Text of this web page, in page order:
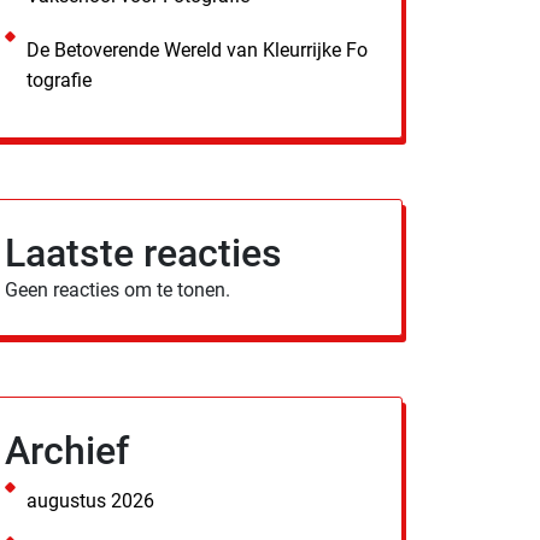
De Betoverende Wereld van Kleurrijke Fo
tografie
Laatste reacties
Geen reacties om te tonen.
Archief
augustus 2026